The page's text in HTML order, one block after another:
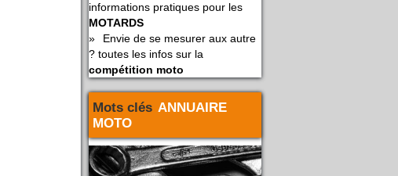
informations pratiques pour les
MOTARDS
»
Envie de se mesurer aux autre
? toutes les infos sur la
compétition moto
Mots clés ANNUAIRE
MOTO